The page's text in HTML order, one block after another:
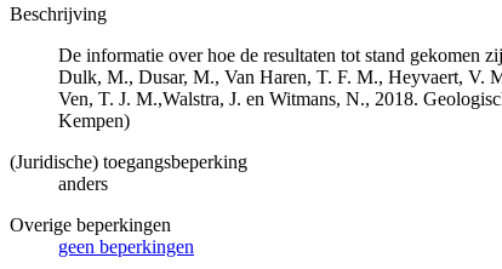
Beschrijving
De informatie over hoe de resultaten tot stand gekomen
Dulk, M., Dusar, M., Van Haren, T. F. M., Heyvaert, V.
Ven, T. J. M.,Walstra, J. en Witmans, N., 2018.
Kempen)
(Juridische) toegangsbeperking
anders
Overige beperkingen
geen beperkingen